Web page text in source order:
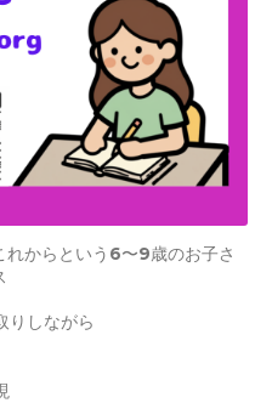
からという6〜9歳のお子さ
りしながら